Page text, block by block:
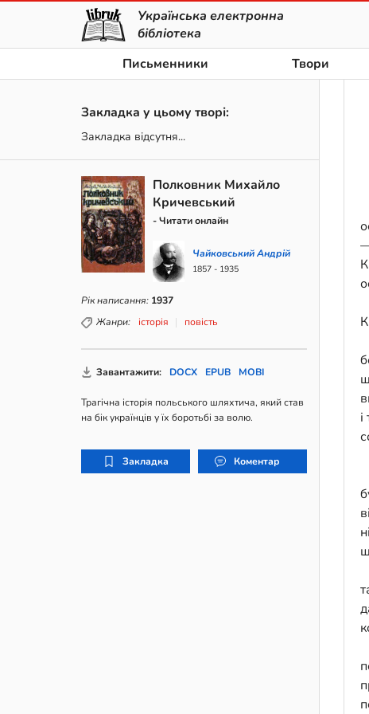
Українська електронна
бібліотека
Письменники Твори
Закладка у цьому творі:
Закладка відсутня...
Полковник Михайло
Кричевський
- Читати онлайн
Чайковський Андрій
1857 - 1935
Рік написання: 1937
Жанри:
історія повість
Завантажити: DOCX EPUB MOBI
Трагічна історія польського шляхтича, який став
на бік українців у їх боротьбі за волю.
Закладка Коментар